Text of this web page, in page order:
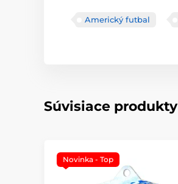
Americký futbal
Súvisiace produkty
Novinka - Top